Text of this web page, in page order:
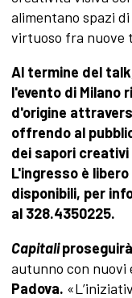
alimentano spazi
virtuoso fra nuove
Al termine del
l'evento di Milano
d'origine
offrendo al
dei sapori creativi
L'ingresso è
disponibili, per
al 328.4350225.
Capitali
autunno con
Padova.